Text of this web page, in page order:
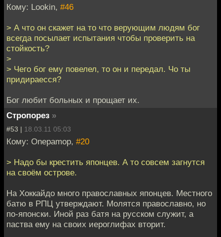
Кому: Lookin, #46
> А что он скажет на то что верующим людям бог
всегда посылает испытания чтобы проверить на
стойкость?
>
> Чего бог ему повелел, то он и передал. Чо ты
придираесся?
Бог любит больных и прощает их.
Стропорез »
#53 | 18.03.11 05:03
Кому: Onepamop, #20
> Надо бы крестить японцев. А то совсем загнутся
на своём острове.
На Хоккайдо много православных японцев. Местного
батю в РПЦ утверждают. Молятся православно, но
по-японски. Иной раз батя на русском служит, а
паства ему на своих иероглифах вторит.